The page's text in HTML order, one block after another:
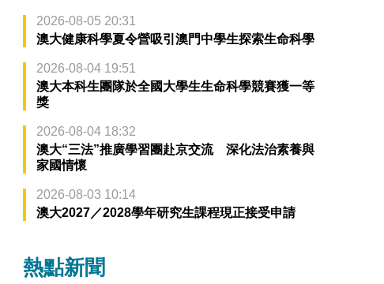
2026-08-05 20:31
澳大健康科學夏令營吸引澳門中學生探索生命科學
2026-08-04 19:51
澳大本科生團隊於全國大學生生命科學競賽獲一等
獎
2026-08-04 18:32
澳大“三法”推廣學習團赴京交流 深化法治素養與
家國情懷
2026-08-03 10:14
澳大2027／2028學年研究生課程現正接受申請
熱點新聞